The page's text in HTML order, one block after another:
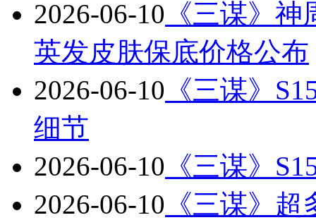
2026-06-10 《三谋》
英发皮肤保底价格公布
2026-06-10 《三谋》
细节
2026-06-10 《三谋》
2026-06-10 《三谋》